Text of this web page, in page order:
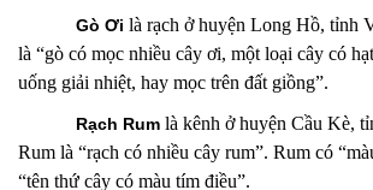
Gò Ơi là rạch ở huyện Long Hồ, tỉnh
là “gò có mọc nhiều cây ơi, một loại cây có
uống giải nhiệt, hay mọc trên đất giồng”.
Rạch Rum là kênh ở huyện Cầu Kè,
Rum là “rạch có nhiều cây rum”. Rum có
“tên thứ cây có màu tím điều”.